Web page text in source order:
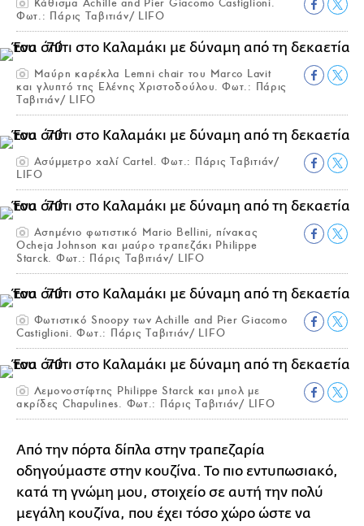
Κάθισμα Achille and Pier Giacomo Castiglioni.
Φωτ.: Πάρις Ταβιτιάν/ LIFO
Μαύρη καρέκλα Lemni chair του Marco Lavit
και γλυπτό της Ελένης Χριστοδούλου. Φωτ.: Πάρις
Ταβιτιάν/ LIFO
Ασύμμετρο χαλί Cartel. Φωτ.: Πάρις Ταβιτιάν/
LIFO
Ασημένιο φωτιστικό Mario Bellini, πίνακας
Ocheja Johnson και μαύρο τραπεζάκι Philippe
Starck. Φωτ.: Πάρις Ταβιτιάν/ LIFO
Φωτιστικό Snoopy των Achille and Pier Giacomo
Castiglioni. Φωτ.: Πάρις Ταβιτιάν/ LIFO
Λεμονοστίφτης Philippe Starck και μπολ με
ακρίδες Chapulines. Φωτ.: Πάρις Ταβιτιάν/ LIFO
Από την πόρτα δίπλα στην τραπεζαρία
οδηγούμαστε στην κουζίνα. Το πιο εντυπωσιακό,
κατά τη γνώμη μου, στοιχείο σε αυτή την πολύ
μεγάλη κουζίνα, που έχει τόσο χώρο ώστε να